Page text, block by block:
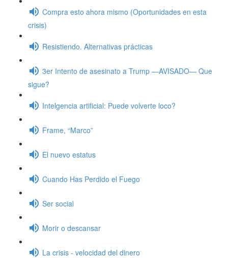
Compra esto ahora mismo (Oportunidades en esta
crisis)
Resistiendo. Alternativas prácticas
3er Intento de asesinato a Trump —AVISADO— Que
sigue?
Intelgencia artificial: Puede volverte loco?
Frame, “Marco”
El nuevo estatus
Cuando Has Perdido el Fuego
Ser social
Morir o descansar
La crisis - velocidad del dinero